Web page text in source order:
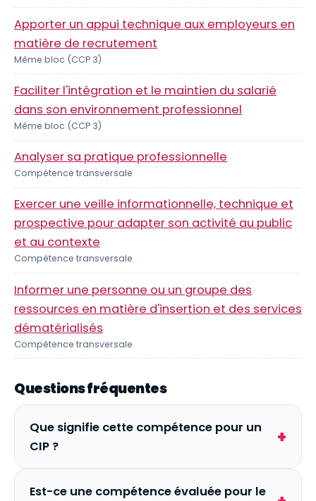
Apporter un appui technique aux employeurs en
matière de recrutement
Même bloc (CCP 3)
Faciliter l'intégration et le maintien du salarié
dans son environnement professionnel
Même bloc (CCP 3)
Analyser sa pratique professionnelle
Compétence transversale
Exercer une veille informationnelle, technique et
prospective pour adapter son activité au public
et au contexte
Compétence transversale
Informer une personne ou un groupe des
ressources en matière d'insertion et des services
dématérialisés
Compétence transversale
Questions fréquentes
Que signifie cette compétence pour un
CIP ?
Est-ce une compétence évaluée pour le